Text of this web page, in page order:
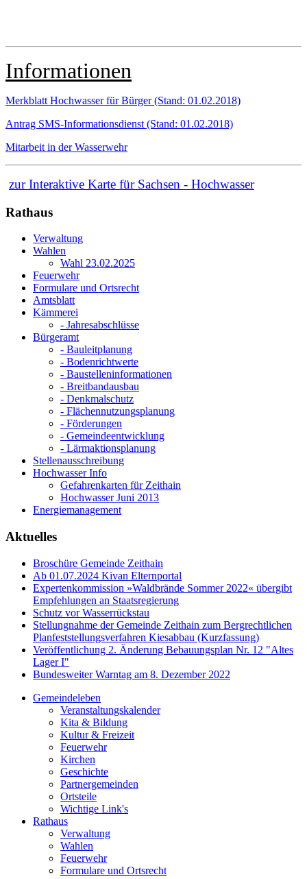
Informationen
Merkblatt Hochwasser für Bürger (Stand: 01.02.2018)
Antrag SMS-Informationsdienst (Stand: 01.02.2018)
Mitarbeit in der Wasserwehr
zur Interaktive Karte für Sachsen - Hochwasser
Rathaus
Verwaltung
Wahlen
Wahl 23.02.2025
Feuerwehr
Formulare und Ortsrecht
Amtsblatt
Kämmerei
- Jahresabschlüsse
Bürgeramt
- Bauleitplanung
- Bodenrichtwerte
- Baustelleninformationen
- Breitbandausbau
- Denkmalschutz
- Flächennutzungsplanung
- Förderungen
- Gemeindeentwicklung
- Lärmaktionsplanung
Stellenausschreibung
Hochwasser Info
Gefahrenkarten für Zeithain
Hochwasser Juni 2013
Energiemanagement
Aktuelles
Broschüre Gemeinde Zeithain
Ab 01.07.2024 Kivan Elternportal
Expertenkommission »Waldbrände Sommer 2022« übergibt
Empfehlungen an Staatsregierung
Schutz vor Wasserrückstau
Stellungnahme der Gemeinde Zeithain zum Bergrechtlichen
Planfeststellungsverfahren Kiesabbau (Kurzfassung)
Veröffentlichung 2. Änderung Bebauungsplan Nr. 12 "Altes
Lager I"
Bundesweiter Warntag am 8. Dezember 2022
Gemeindeleben
Veranstaltungskalender
Kita & Bildung
Kultur & Freizeit
Feuerwehr
Kirchen
Geschichte
Partnergemeinden
Ortsteile
Wichtige Link's
Rathaus
Verwaltung
Wahlen
Feuerwehr
Formulare und Ortsrecht